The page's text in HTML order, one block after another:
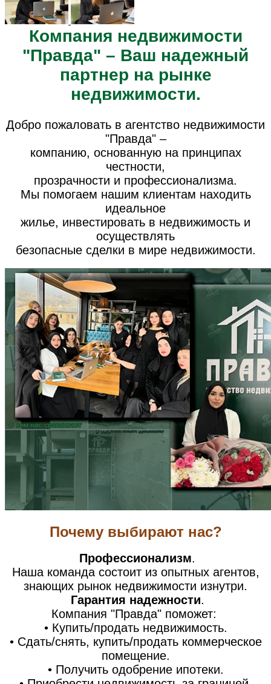
Компания недвижимости
"Правда" – Ваш надежный
партнер на рынке
недвижимости.
Добро пожаловать в агентство недвижимости
"Правда" –
компанию, основанную на принципах
честности,
прозрачности и профессионализма.
Мы помогаем нашим клиентам находить
идеальное
жилье, инвестировать в недвижимость и
осуществлять
безопасные сделки в мире недвижимости.
Почему выбирают нас?
Профессионализм.
Наша команда состоит из опытных агентов,
знающих рынок недвижимости изнутри.
Гарантия надежности.
Компания "Правда" поможет:
• Купить/продать недвижимость.
• Сдать/снять, купить/продать коммерческое
помещение.
• Получить одобрение ипотеки.